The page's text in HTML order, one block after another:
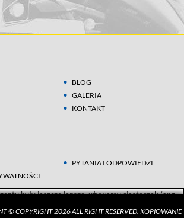
BLOG
GALERIA
KONTAKT
PYTANIA I ODPOWIEDZI
były jeszcze lepsze, używamy ciasteczek (ang.
© COPYRIGHT 2026 ALL RIGHT RESERVED. KOPIOWANIE